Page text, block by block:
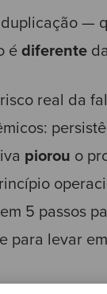
—
é diferente
real da
piorou o
5 passos
para levar